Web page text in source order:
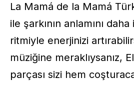
La Mamá de la Mamá
ile şarkının anlamını
ritmiyle enerjinizi
müziğine meraklıysanız,
parçası sizi hem